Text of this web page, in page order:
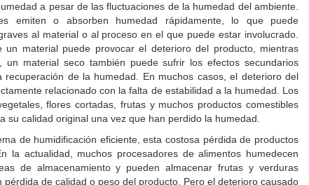
a pesar de las fluctuaciones de la humedad del ambiente.
emiten o absorben humedad rápidamente, lo que puede
al material o al proceso en el que puede estar involucrado.
un material puede provocar el deterioro del producto, mientras
un material seco también puede sufrir los efectos secundarios
recuperación de la humedad. En muchos casos, el deterioro del
relacionado con la falta de estabilidad a la humedad. Los
flores cortadas, frutas y muchos productos comestibles
su calidad original una vez que han perdido la humedad.
de humidificación eficiente, esta costosa pérdida de productos
la actualidad, muchos procesadores de alimentos humedecen
de almacenamiento y pueden almacenar frutas y verduras
pérdida de calidad o peso del producto. Pero el deterioro causado